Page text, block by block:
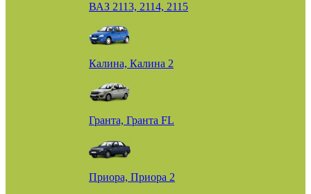
ВАЗ 2113, 2114, 2115
Калина, Калина 2
Гранта, Гранта FL
Приора, Приора 2